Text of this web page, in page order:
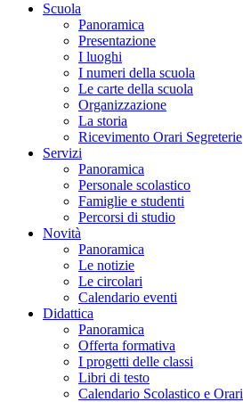
Scuola
Panoramica
Presentazione
I luoghi
I numeri della scuola
Le carte della scuola
Organizzazione
La storia
Ricevimento Orari Segreterie
Servizi
Panoramica
Personale scolastico
Famiglie e studenti
Percorsi di studio
Novità
Panoramica
Le notizie
Le circolari
Calendario eventi
Didattica
Panoramica
Offerta formativa
I progetti delle classi
Libri di testo
Calendario Scolastico e Orari